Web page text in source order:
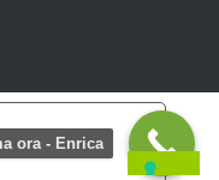
ora - Enrica
alla privacy